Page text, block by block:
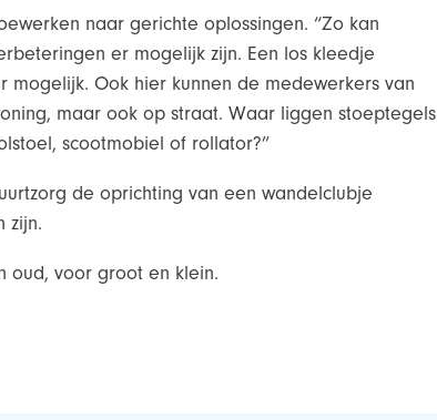
naar gerichte oplossingen. “Zo kan
er mogelijk zijn. Een los kleedje
Ook hier kunnen de medewerkers van
maar ook op straat. Waar liggen stoeptegels
scootmobiel of rollator?”
de oprichting van een wandelclubje
zijn.
oud, voor groot en klein.